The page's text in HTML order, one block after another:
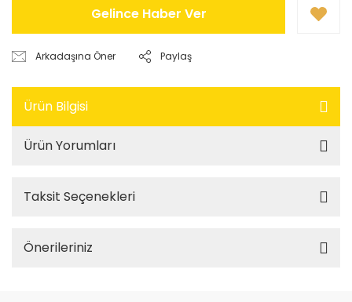
Gelince Haber Ver
Arkadaşına Öner Paylaş
Ürün Bilgisi
Ürün Yorumları
Taksit Seçenekleri
Önerileriniz